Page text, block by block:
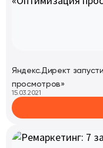
Яндекс.Директ
просмотров»
15.03.2021